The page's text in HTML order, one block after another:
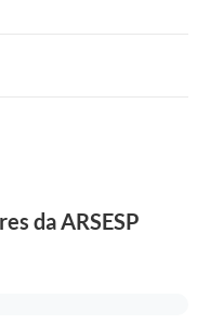
da ARSESP